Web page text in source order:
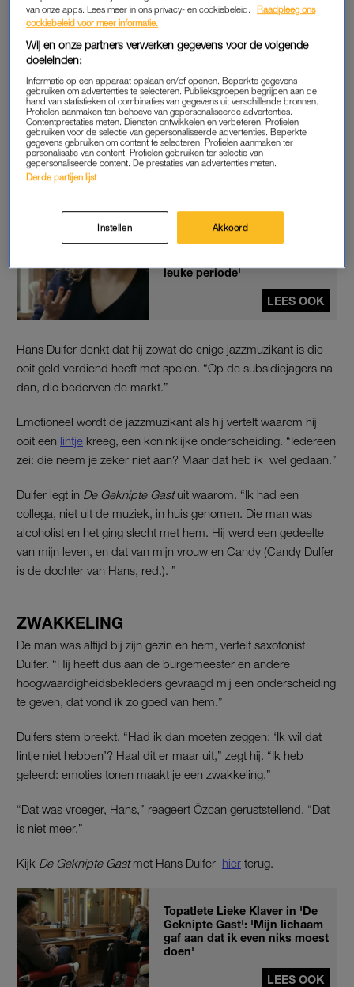
bijvoorbeeld.”
KIP ZONDER KOP
Dulfer vertelt inDe Geknipte Gasthoe hij als kleuter naar
Zwitserland moest. Zijn zus werd daar na de oorlog naartoe
gestuurd vanwege haar astma. Dulfer werd bij een boer
ondergebracht. “Het eerste wat ik zag, was hoe die boer een
kip pakte en met een groot mes de kop eraf sloeg. Die kip liep
zonder kop door. Dat vergeet je nooit meer. ”
Rachel Rosier over
zwangerschap in 'De Geknipte
leuke periode'
LEES OOK
Hans Dulfer denkt dat hij zowat de enige jazzmuzikant is die
ooit geld verdiend heeft met spelen. “Op de subsidiejagers na
dan, die bederven de markt.”
Emotioneel wordt de jazzmuzikant als hij vertelt waarom hij
ooit een lintje kreeg, een koninklijke onderscheiding. “Iedereen
zei: die neem je zeker niet aan? Maar dat heb ik wel gedaan.”
Dulfer legt in De Geknipte Gastuit waarom. “Ik had een
collega, niet uit de muziek, in huis genomen. Die man was
alcoholist en het ging slecht met hem. Hij werd een gedeelte
van mijn leven, en dat van mijn vrouw en Candy (Candy Dulfer
is de dochter van Hans, red.). ”
ZWAKKELING
De man was altijd bij zijn gezin en hem, vertelt saxofonist
Dulfer. “Hij heeft dus aan de burgemeester en andere
hoogwaardigheidsbekleders gevraagd mij een onderscheiding
te geven, dat vond ik zo goed van hem.”
Dulfers stem breekt. “Had ik dan moeten zeggen: ‘Ik wil dat
lintje niet hebben’? Haal dit er maar uit,” zegt hij. “Ik heb
geleerd: emoties tonen maakt je een zwakkeling.”
“Dat was vroeger, Hans,” reageert Özcan geruststellend. “Dat
is niet meer.”
Kijk De Geknipte Gastmet Hans Dulfer hier terug.
Topatlete Lieke Klaver in 'De
Geknipte Gast': 'Mijn lichaam
gaf aan dat ik even niks moest
doen'
LEES OOK
van onze apps. Lees meer in ons privacy- en cookiebeleid.
Raadpleeg ons
cookiebeleid voor meer informatie.
Wij en onze partners verwerken gegevens voor de volgende
doeleinden:
Informatie op een apparaat opslaan en/of openen. Beperkte gegevens
gebruiken om advertenties te selecteren. Publieksgroepen begrijpen aan de
hand van statistieken of combinaties van gegevens uit verschillende bronnen.
Profielen aanmaken ten behoeve van gepersonaliseerde advertenties.
Contentprestaties meten. Diensten ontwikkelen en verbeteren. Profielen
gebruiken voor de selectie van gepersonaliseerde advertenties. Beperkte
gegevens gebruiken om content te selecteren. Profielen aanmaken ter
personalisatie van content. Profielen gebruiken ter selectie van
gepersonaliseerde content. De prestaties van advertenties meten.
Derde partijen lijst
Instellen Akkoord